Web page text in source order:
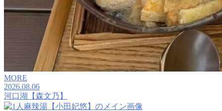
MORE
2026.08.06
河口湖【森文乃】